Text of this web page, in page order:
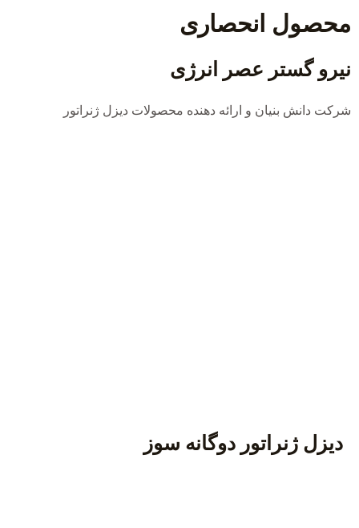
محصول انحصاری
نیرو گستر عصر انرژی
شرکت دانش بنیان و ارائه دهنده محصولات دیزل ژنراتور
دیزل ژنراتور دوگانه سوز